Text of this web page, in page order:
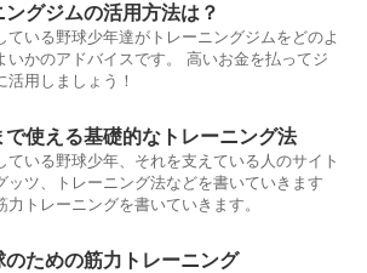
グジムの活用方法は？
ている野球少年達がトレーニングジムをどのよ
いかのアドバイスです。 高いお金を払ってジ
活用しましょう！
使える基礎的なトレーニング法
ている野球少年、それを支えている人のサイト
ッツ、トレーニング法などを書いていきます
トレーニングを書いていきます。
のための筋力トレーニング